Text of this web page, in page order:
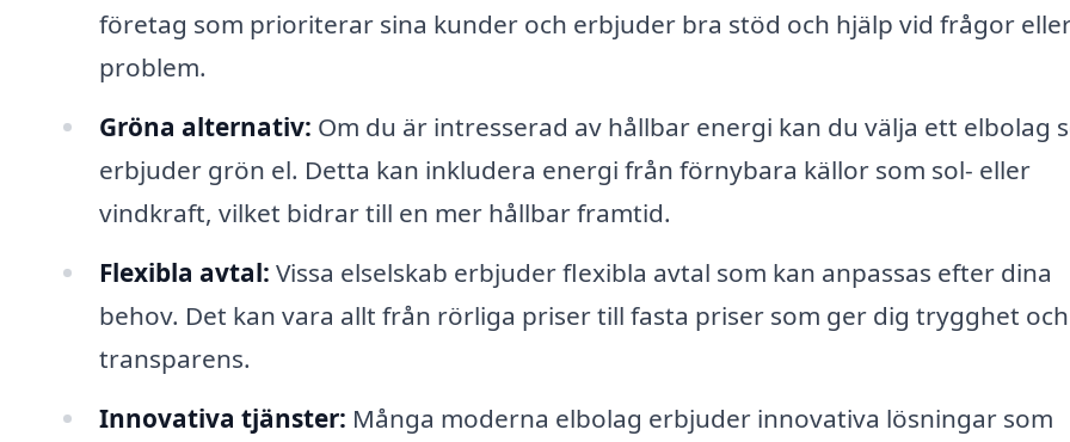
företag som prioriterar sina kunder och erbjuder bra stöd och hjälp vid frågor
problem.
Gröna alternativ: Om du är intresserad av hållbar energi kan du välja ett elbolag
erbjuder grön el. Detta kan inkludera energi från förnybara källor som sol- eller
vindkraft, vilket bidrar till en mer hållbar framtid.
Flexibla avtal: Vissa elselskab erbjuder flexibla avtal som kan anpassas efter dina
behov. Det kan vara allt från rörliga priser till fasta priser som ger dig trygghet och
transparens.
Innovativa tjänster: Många moderna elbolag erbjuder innovativa lösningar som